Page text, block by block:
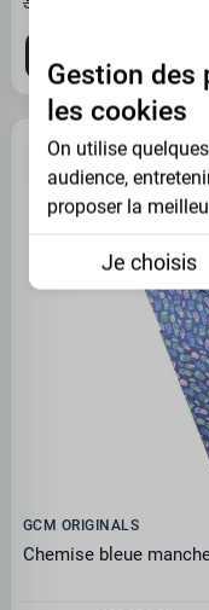
OUTLET
GCM ORIGINALS
Chemise bleue
Gestion des
les cookies
On utilise
audience,
proposer la
Je choisis